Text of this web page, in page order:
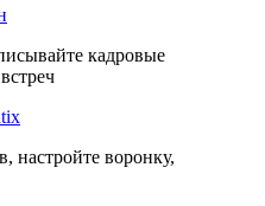
кадровые
настройте воронку,